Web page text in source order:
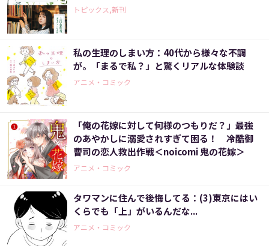
トピックス,新刊
私の生理のしまい方：40代から様々な不調
が。「まるで私？」と驚くリアルな体験談
アニメ・コミック
「俺の花嫁に対して何様のつもりだ？」最強
のあやかしに溺愛されすぎて困る！ 冷酷御
曹司の恋人救出作戦＜noicomi 鬼の花嫁＞
アニメ・コミック
タワマンに住んで後悔してる：(3)東京にはい
くらでも「上」がいるんだな...
アニメ・コミック